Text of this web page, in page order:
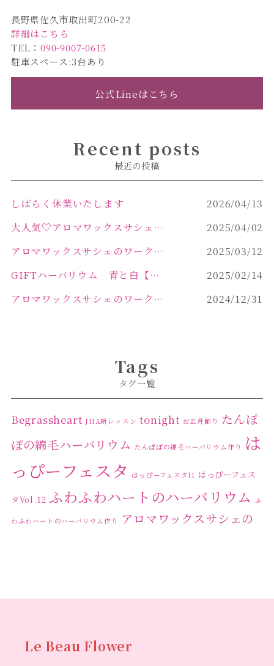
長野県佐久市取出町200-22
詳細はこちら
TEL：090-9007-0615
駐車スペース:3台あり
公式Lineはこちら
Recent posts
最近の投稿
しばらく休業いたします
2026/04/13
大人気♡アロマワックスサシェ作り
2025/04/02
アロマワックスサシェのワークショップinPOLA中込原店 VOL.2
2025/03/12
GIFTハーバリウム 青と白【佐久市 ハーバリウム ギフト】
2025/02/14
アロマワックスサシェのワークショップinPOLA中込原店ご報告【佐久市 キャンドル サシェ】
2024/12/31
Tags
タグ一覧
Begrassheart JHA新レッスン tonight お正月飾り たんぽ
ぽの綿毛ハーバリウム たんぽぽの綿毛ハーバリウム作り
は
っぴーフェスタ
はっぴーフェスタ11 はっぴーフェス
タVol.12 ふわふわハートのハーバリウム ふ
わふわハートのハーバリウム作り
アロマワックスサシェの
リウムレッスン
Le Beau Flower